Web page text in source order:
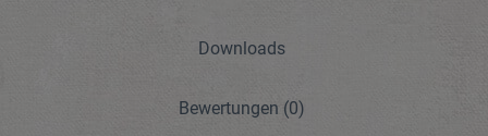
Downloads
Bewertungen (0)